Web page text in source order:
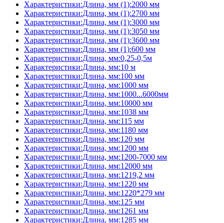
Характеристики:Длина, мм (1):2000 мм
Характеристики:Длина, мм (1):2700 мм
Характеристики:Длина, мм (1):3000 мм
Характеристики:Длина, мм (1):3050 мм
Характеристики:Длина, мм (1):3600 мм
Характеристики:Длина, мм (1):600 мм
Характеристики:Длина, мм:0,25-0,5м
Характеристики:Длина, мм:10 м
Характеристики:Длина, мм:100 мм
Характеристики:Длина, мм:1000 мм
Характеристики:Длина, мм:1000...6000мм
Характеристики:Длина, мм:10000 мм
Характеристики:Длина, мм:1038 мм
Характеристики:Длина, мм:115 мм
Характеристики:Длина, мм:1180 мм
Характеристики:Длина, мм:120 мм
Характеристики:Длина, мм:1200 мм
Характеристики:Длина, мм:1200-7000 мм
Характеристики:Длина, мм:12000 мм
Характеристики:Длина, мм:1219,2 мм
Характеристики:Длина, мм:1220 мм
Характеристики:Длина, мм:1220*279 мм
Характеристики:Длина, мм:125 мм
Характеристики:Длина, мм:1261 мм
Характеристики:Длина, мм:1285 мм